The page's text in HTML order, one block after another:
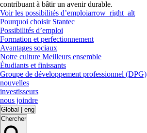
contribuant à bâtir un avenir durable.
Voir les possibilités d’emploiarrow_right_alt
Pourquoi choisir Stantec
Possibilités d’emploi
Formation et perfectionnement
Avantages sociaux
Notre culture Meilleurs ensemble
Étudiants et finissants
Groupe de développement professionnel (DPG)
nouvelles
investisseurs
nous joindre
Global
eng
Chercher